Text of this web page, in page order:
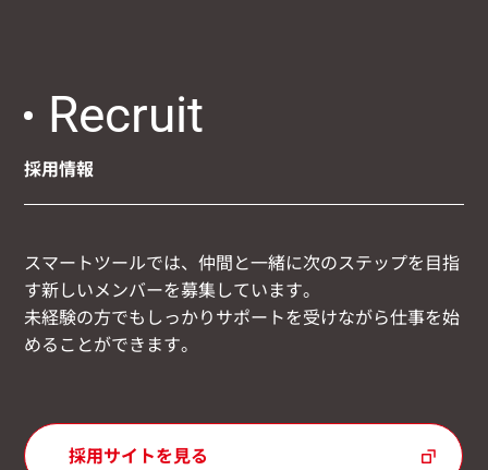
Recruit
採用情報
スマートツールでは、仲間と一緒に次のステップを目指
す新しいメンバーを募集しています。
未経験の方でもしっかりサポートを受けながら仕事を始
めることができます。
採用サイトを見る